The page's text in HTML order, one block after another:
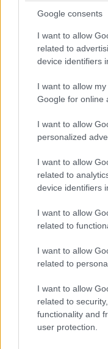
Google consents
I want to allow
related to
device identifiers
I want to allow
Google for online
I want to allow
personalized
I want to allow
related to
device identifiers
I want to allow
related to
I want to allow
related to
I want to allow
related to
functionality and
user protection.
időmérő eredményét
egy ilyen vétség.
A kvalifikáció
támpontnak tekinthető
megelőzve a Ferrari
Kezdjük az időjárással:
edzéshez hasonlóan
mondható el a
esélye holnap
Köszöntjük ismét -
olvasókat, tíz perc
edzése, kövessétek